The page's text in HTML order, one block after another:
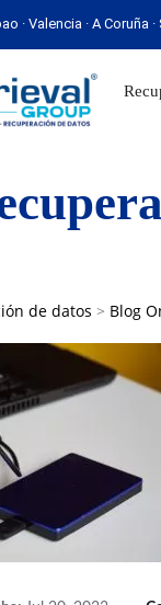
· Valencia · A Coruña
· Valencia · A
de datos > Blog